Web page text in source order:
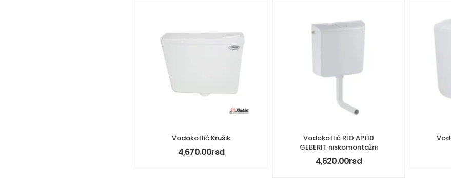
Vodokotlić Krušik
4,670.00rsd
Vodokotlić RIO AP110
GEBERIT niskomontažni
4,620.00rsd